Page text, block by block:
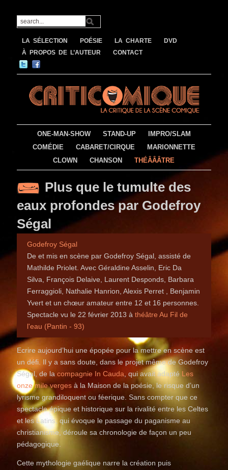
LA SÉLECTION POÉSIE LA CHARTE
DVD
À PROPOS DE L’AUTEUR
CONTACT
ONE-MAN-SHOW STAND-UP
IMPRO/SLAM
COMÉDIE
CABARET/CIRQUE
MARIONNETTE
CLOWN
CHANSON THÉÂÂÂTRE
Plus que le tumulte des
eaux profondes par Godefroy
Ségal
Godefroy Ségal
De et mis en scène par Godefroy Ségal, assisté de
Mathilde Priolet. Avec Géraldine Asselin, Eric Da
Silva, François Delaive, Laurent Desponds, Barbara
Ferraggioli, Nathalie Hanrion, Alexis Perret , Benjamin
Yvert et un chœur amateur entre 12 et 16 personnes.
Spectacle vu le 22 février 2013 àthéâtre Au Fil de
l'eau (Pantin - 93)
Ecrire aujourd’hui une épopée pour la mettre en scène est
un défi. Il y a sans doute, dans le projet même de Godefroy
Ségal, de lacompagnie In Cauda, qui avait adapté Les
onze mile verges à la Maison de la poésie, le risque d’un
lyrisme grandiloquent ou féerique. Sans compter que ce
spectacle épique et historique sur la rivalité entre les Celtes
et les Latins, qui évoque le passage du paganisme au
christianisme, déroule sa chronologie de façon un peu
pédagogique.
Cette mythologie gaélique narre la création puis